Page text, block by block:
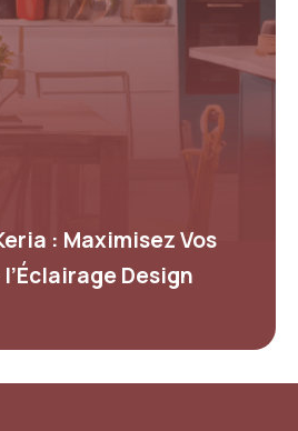
: Maximisez Vos
Design